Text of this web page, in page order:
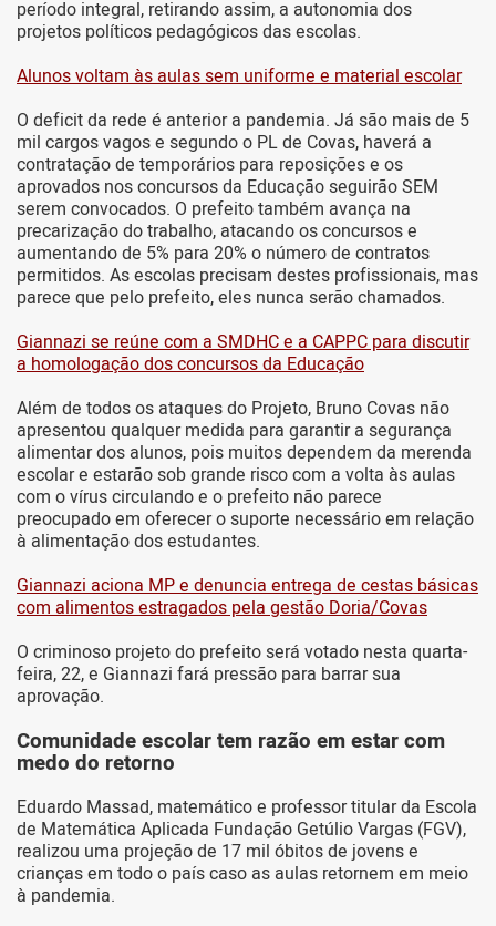
período integral, retirando assim, a autonomia dos
projetos políticos pedagógicos das escolas.
Alunos voltam às aulas sem uniforme e material escolar
O deficit da rede é anterior a pandemia. Já são mais de 5
mil cargos vagos e segundo o PL de Covas, haverá a
contratação de temporários para reposições e os
aprovados nos concursos da Educação seguirão SEM
serem convocados. O prefeito também avança na
precarização do trabalho, atacando os concursos e
aumentando de 5% para 20% o número de contratos
permitidos. As escolas precisam destes profissionais, mas
parece que pelo prefeito, eles nunca serão chamados.
Giannazi se reúne com a SMDHC e a CAPPC para discutir
a homologação dos concursos da Educação
Além de todos os ataques do Projeto, Bruno Covas não
apresentou qualquer medida para garantir a segurança
alimentar dos alunos, pois muitos dependem da merenda
escolar e estarão sob grande risco com a volta às aulas
com o vírus circulando e o prefeito não parece
preocupado em oferecer o suporte necessário em relação
à alimentação dos estudantes.
Giannazi aciona MP e denuncia entrega de cestas básicas
com alimentos estragados pela gestão Doria/Covas
O criminoso projeto do prefeito será votado nesta quarta-
feira, 22, e Giannazi fará pressão para barrar sua
aprovação.
Comunidade escolar tem razão em estar com
medo do retorno
Eduardo Massad, matemático e professor titular da Escola
de Matemática Aplicada Fundação Getúlio Vargas (FGV),
realizou uma projeção de 17 mil óbitos de jovens e
crianças em todo o país caso as aulas retornem em meio
à pandemia.